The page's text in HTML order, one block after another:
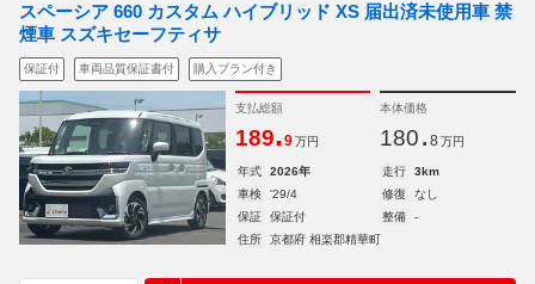
スペーシア 660 カスタム ハイブリッド XS 届出済未使用車 禁
煙車 スズキセーフティサ
保証付 車両品質保証書付 購入プラン付き
支払総額
189.9 万円
本体価格
180. 8 万円
年式 2026年 走行
3km
車検
'29/4 修復
なし
保証
保証付 整備
-
住所
京都府 相楽郡精華町